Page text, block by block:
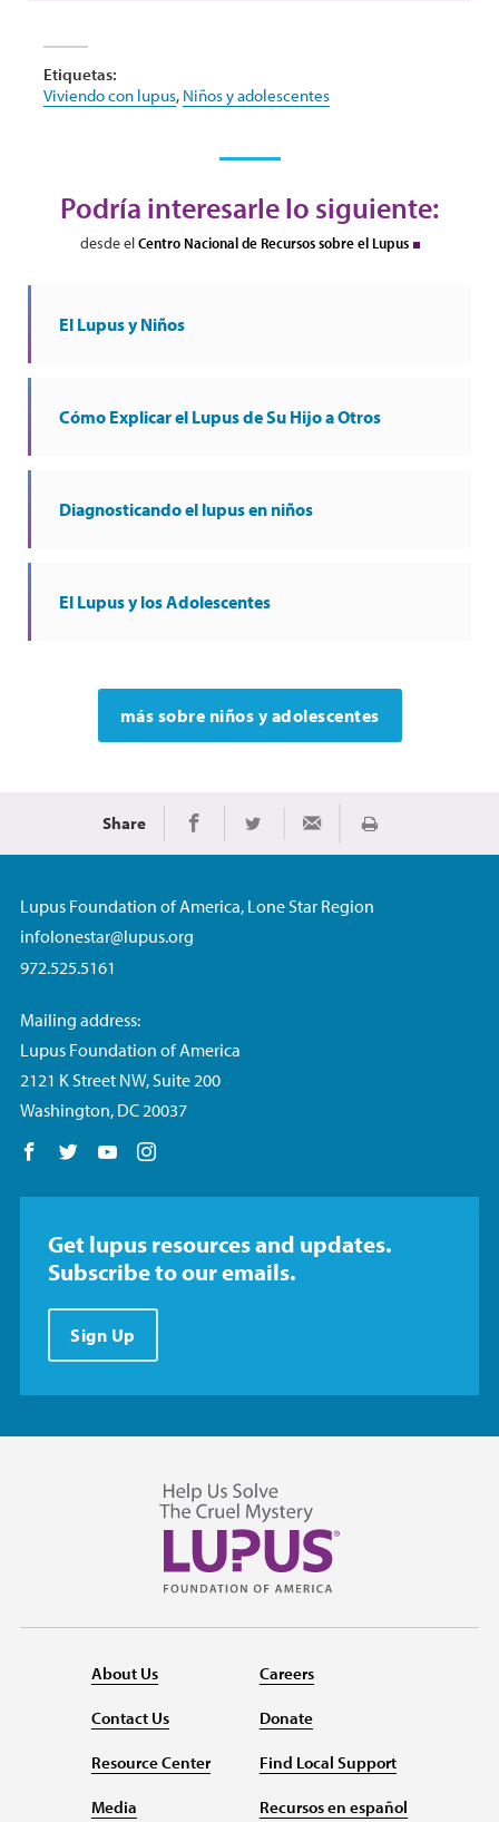
Etiquetas:
Viviendo con lupus, Niños y adolescentes
Podría interesarle lo siguiente:
desde elCentro Nacional de Recursos sobre el Lupus
El Lupus y Niños
Cómo Explicar el Lupus de Su Hijo a Otros
Diagnosticando el lupus en niños
El Lupus y los Adolescentes
más sobre niños y adolescentes
Share Share on Facebook
Share on TwitterShare via EmailImprimir
Lupus Foundation of America, Lone Star Region
infolonestar@lupus.org
972.525.5161
Mailing address:
Lupus Foundation of America
2121 K Street NW, Suite 200
Washington, DC 20037
Follow us on Facebook
Follow us on Twitter
Follow us on YouTube
Get lupus resources and updates.
Subscribe to our emails.
Sign Up
About Us
Contact Us
Resource Center
Media
Careers
Donate
Find Local Support
Recursos en español